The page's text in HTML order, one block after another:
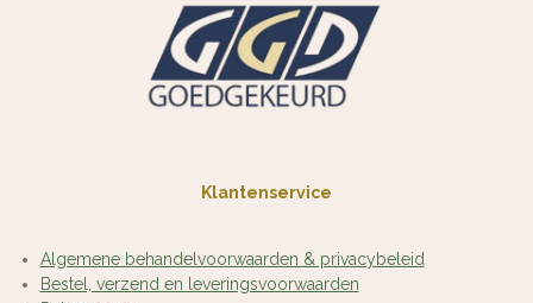
Klantenservice
Algemene behandelvoorwaarden & privacybeleid
Bestel, verzend en leveringsvoorwaarden